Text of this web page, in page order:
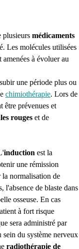
plusieurs médicaments
Les molécules utilisées
à évoluer au
une période plus ou
chimiothérapie. Lors de
être prévenues et
rouges et de
induction est la
une rémission
normalisation de
l'absence de blaste dans
osseuse. En cas
à fort risque
sera administré par
sein du système nerveux
radiothérapie de